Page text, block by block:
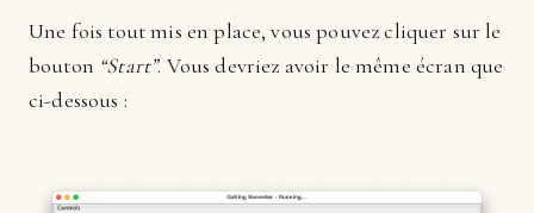
Une fois tout mis en place, vous pouvez cliquer sur le
bouton “Start”. Vous devriez avoir le même écran que
ci-dessous :